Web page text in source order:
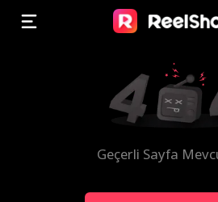
Geçerli Sayfa